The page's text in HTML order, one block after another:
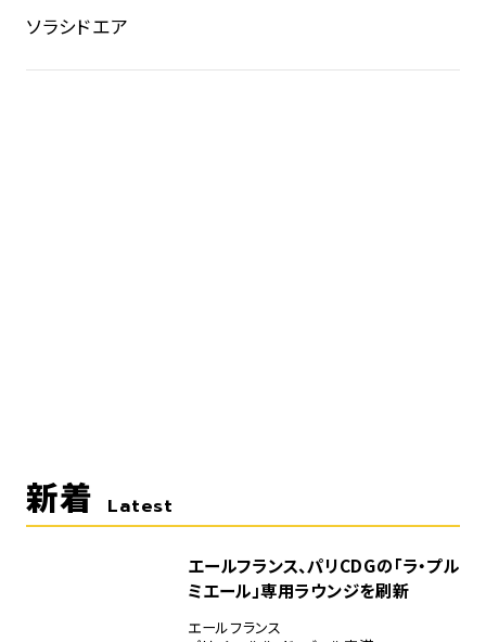
ソラシドエア
新着 Latest
エールフランス、パリCDGの「ラ・プル
ミエール」専用ラウンジを刷新
エールフランス